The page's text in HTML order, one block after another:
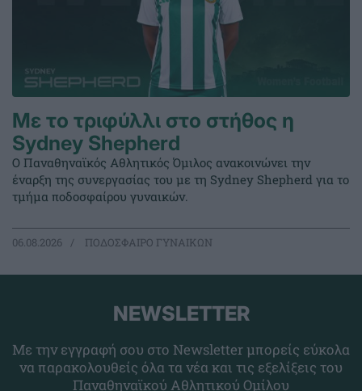
Με το τριφύλλι στο στήθος η
Sydney Shepherd
Ο Παναθηναϊκός Αθλητικός Όμιλος ανακοινώνει την
έναρξη της συνεργασίας του με τη Sydney Shepherd για το
τμήμα ποδοσφαίρου γυναικών.
06.08.2026 ΠΟΔΟΣΦΑΙΡΟ ΓΥΝΑΙΚΩΝ
NEWSLETTER
Με την εγγραφή σου στο Newsletter μπορείς εύκολα
να παρακολουθείς όλα τα νέα και τις εξελίξεις του
Παναθηναϊκού Αθλητικού Ομίλου